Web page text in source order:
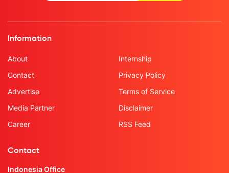
Information
About
Contact
Advertise
Media Partner
Career
Internship
Privacy Policy
Terms of Service
Disclaimer
RSS Feed
Contact
Indonesia Office